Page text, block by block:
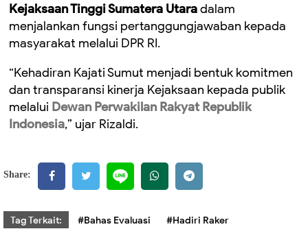
Kejaksaan Tinggi Sumatera Utaradalam
menjalankan fungsi pertanggungjawaban kepada
masyarakat melalui DPR RI.
“Kehadiran Kajati Sumut menjadi bentuk komitmen
dan transparansi kinerja Kejaksaan kepada publik
melalui Dewan Perwakilan Rakyat Republik
Indonesia,” ujar Rizaldi.
Share:
Tag Terkait: #Bahas Evaluasi
#Hadiri Raker